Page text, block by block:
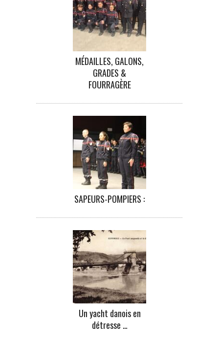
MÉDAILLES, GALONS,
GRADES &
FOURRAGÈRE
SAPEURS-POMPIERS :
Un yacht danois en
détresse …